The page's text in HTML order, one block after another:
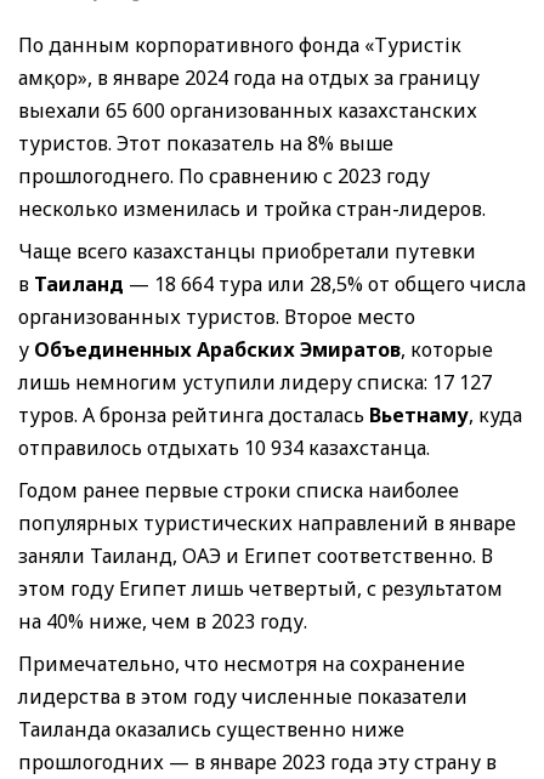
По данным корпоративного фонда «Туристік
Қамқор», в январе 2024 года на отдых за границу
выехали 65 600 организованных казахстанских
туристов. Этот показатель на 8% выше
прошлогоднего. По сравнению с 2023 году
несколько изменилась и тройка стран-лидеров.
Чаще всего казахстанцы приобретали путевки
в Таиланд — 18 664 тура или 28,5% от общего числа
организованных туристов. Второе место
у Объединенных Арабских Эмиратов, которые
лишь немногим уступили лидеру списка: 17 127
туров. А бронза рейтинга досталась Вьетнаму, куда
отправилось отдыхать 10 934 казахстанца.
Годом ранее первые строки списка наиболее
популярных туристических направлений в январе
заняли Таиланд, ОАЭ и Египет соответственно. В
этом году Египет лишь четвертый, с результатом
на 40% ниже, чем в 2023 году.
Примечательно, что несмотря на сохранение
лидерства в этом году численные показатели
Таиланда оказались существенно ниже
прошлогодних — в январе 2023 года эту страну в